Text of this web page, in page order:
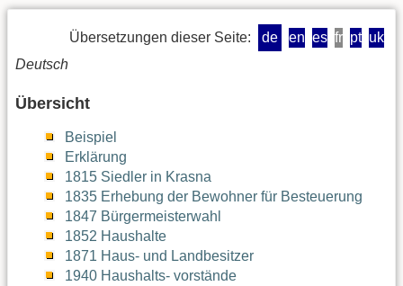
Übersetzungen dieser Seite: de en es fr pt uk
Deutsch
Übersicht
Beispiel
Erklärung
1815 Siedler in Krasna
1835 Erhebung der Bewohner für Besteuerung
1847 Bürgermeisterwahl
1852 Haushalte
1871 Haus- und Landbesitzer
1940 Haushalts- vorstände